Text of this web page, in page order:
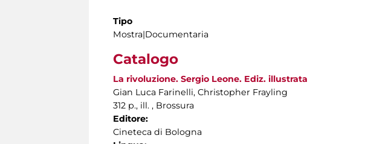
Tipo
Mostra|Documentaria
Catalogo
La rivoluzione. Sergio Leone. Ediz. illustrata
Gian Luca Farinelli, Christopher Frayling
312 p., ill. , Brossura
Editore:
Cineteca di Bologna